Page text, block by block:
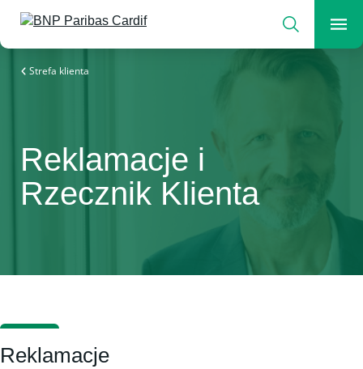
Ubezpieczyciel zmieniającego się świata Wyszukaj
Strefa klienta
Reklamacje i
Rzecznik Klienta
Reklamacje